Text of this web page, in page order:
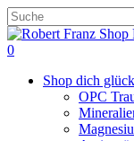
Skip
to
main
Suche
beenden
SUCHE
0
Shop dich
OPC